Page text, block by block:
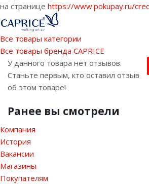
на странице https://www.pokupay.ru/
Все товары категории
Все товары бренда CAPRICE
У данного товара нет отзывов.
Станьте первым, кто оставил отзыв
об этом товаре!
Ранее вы смотрели
Компания
История
Вакансии
Магазины
Покупателям